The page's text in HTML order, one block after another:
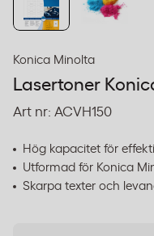
Konica Minolta
Lasertoner
Art nr: ACVH150
Hög kapacitet för
Utformad för Konica
Skarpa texter och